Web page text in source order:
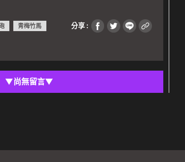
青梅竹馬 分享 :
▼尚無留言▼